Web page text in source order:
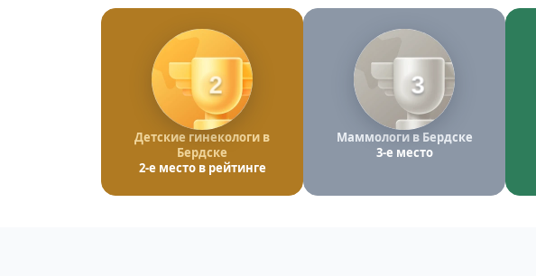
2
Детские гинекологи в
Бердске
2-е место в рейтинге
3
Маммологи в Бердске
3-е место